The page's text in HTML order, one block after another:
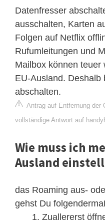
Datenfresser
ausschalten, Karten
Folgen auf Netflix
Rufumleitungen und
Mailbox können teuer
EU-Ausland. Deshalb
abschalten.
Antrag auf Entfernung der
vollständige Antwort auf
Wie muss ich
Ausland
das Roaming aus-
gehst Du
Zuallererst